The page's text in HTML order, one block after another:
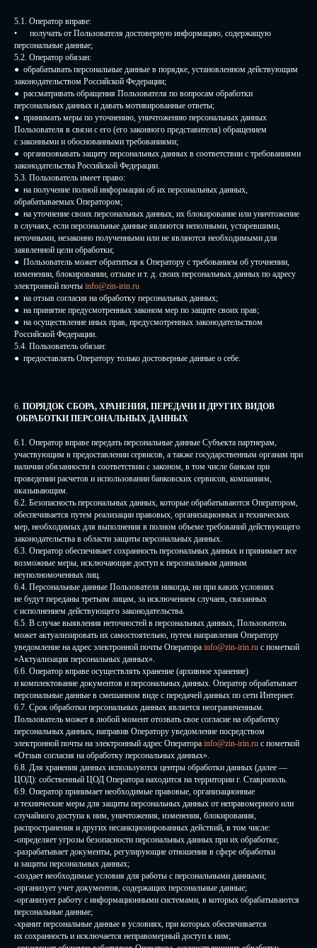
5.1. Оператор вправе:
• получать от Пользователя достоверную информацию, содержащую
персональные данные;
5.2. Оператор обязан:
● обрабатывать персональные данные в порядке, установленном действующим
законодательством Российской Федерации;
● рассматривать обращения Пользователя по вопросам обработки
персональных данных и давать мотивированные ответы;
● принимать меры по уточнению, уничтожению персональных данных
Пользователя в связи с его (его законного представителя) обращением
с законными и обоснованными требованиями;
● организовывать защиту персональных данных в соответствии с требованиями
законодательства Российской Федерации.
5.3. Пользователь имеет право:
● на получение полной информации об их персональных данных,
обрабатываемых Оператором;
● на уточнение своих персональных данных, их блокирование или уничтожение
в случаях, если персональные данные являются неполными, устаревшими,
неточными, незаконно полученными или не являются необходимыми для
заявленной цели обработки;
● Пользователь может обратиться к Оператору с требованием об уточнении,
изменении, блокировании, отзыве и т. д. своих персональных данных по адресу
электронной почты info@zin-irin.ru
● на отзыв согласия на обработку персональных данных;
● на принятие предусмотренных законом мер по защите своих прав;
● на осуществление иных прав, предусмотренных законодательством
Российской Федерации.
5.4. Пользователь обязан:
● предоставлять Оператору только достоверные данные о себе.
6. ПОРЯДОК СБОРА, ХРАНЕНИЯ, ПЕРЕДАЧИ И ДРУГИХ ВИДОВ
ОБРАБОТКИ ПЕРСОНАЛЬНЫХ ДАННЫХ
6.1. Оператор вправе передать персональные данные Субъекта партнерам,
участвующим в предоставлении сервисов, а также государственным органам при
наличии обязанности в соответствии с законом, в том числе банкам при
проведении расчетов и использовании банковских сервисов, компаниям,
оказывающим.
6.2. Безопасность персональных данных, которые обрабатываются Оператором,
обеспечивается путем реализации правовых, организационных и технических
мер, необходимых для выполнения в полном объеме требований действующего
законодательства в области защиты персональных данных.
6.3. Оператор обеспечивает сохранность персональных данных и принимает все
возможные меры, исключающие доступ к персональным данным
неуполномоченных лиц.
6.4. Персональные данные Пользователя никогда, ни при каких условиях
не будут переданы третьим лицам, за исключением случаев, связанных
с исполнением действующего законодательства.
6.5. В случае выявления неточностей в персональных данных, Пользователь
может актуализировать их самостоятельно, путем направления Оператору
уведомление на адрес электронной почты Оператора info@zin-irin.ru с пометкой
«Актуализация персональных данных».
6.6. Оператор вправе осуществлять хранение (архивное хранение)
и комплектование документов и персональных данных. Оператор обрабатывает
персональные данные в смешанном виде с передачей данных по сети Интернет.
6.7. Срок обработки персональных данных является неограниченным.
Пользователь может в любой момент отозвать свое согласие на обработку
персональных данных, направив Оператору уведомление посредством
электронной почты на электронный адрес Оператора info@zin-irin.ru с пометкой
«Отзыв согласия на обработку персональных данных».
6.8. Для хранения данных используются центры обработки данных (далее —
ЦОД): собственный ЦОД Оператора находится на территории г. Ставрополь.
6.9. Оператор принимает необходимые правовые, организационные
и технические меры для защиты персональных данных от неправомерного или
случайного доступа к ним, уничтожения, изменения, блокирования,
распространения и других несанкционированных действий, в том числе:
-определяет угрозы безопасности персональных данных при их обработке;
-разрабатывает документы, регулирующие отношения в сфере обработки
и защиты персональных данных;
-создает необходимые условия для работы с персональными данными;
-организует учет документов, содержащих персональные данные;
-организует работу с информационными системами, в которых обрабатываются
персональные данные;
-хранит персональные данные в условиях, при которых обеспечивается
их сохранность и исключается неправомерный доступ к ним;